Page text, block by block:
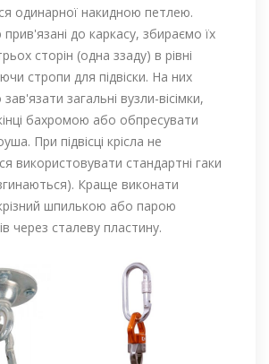
одинарної накидною петлею.
до каркасу, збираємо їх
сторін (одна ззаду) в рівні
стропи для підвіски. На них
загальні вузли-вісімки,
бахромою або обпресувати
При підвісці крісла не
використовувати стандартні гаки
Краще виконати
шпилькою або парою
через сталеву пластину.